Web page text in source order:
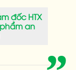
đốc HTX
an